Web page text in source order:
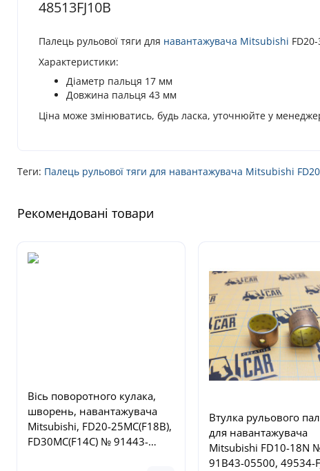
48513FJ10B
Палець рульової тяги для навантажувача Mitsubishi
Характеристики:
Діаметр пальця 17 мм
Довжина пальця 43 мм
Ціна може змінюватись, будь ласка, уточнюйте у
Теги: Палець рульової тяги для навантажувача Mitsubishi
Рекомендовані товари
Вісь поворотного кулака,
шворень, навантажувача
Mitsubishi, FD20-25MC(F18B),
FD30MC(F14C) № 91443-
Втулка рульового
для навантажувача
Mitsubishi FD10-18N
91B43-05500, 49534-